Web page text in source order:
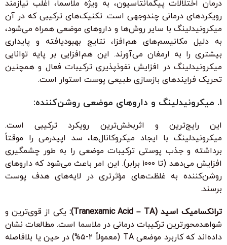
درمان اختلالات پیگمانتاسیون، به ویژه ملاسما، اغلب نیازمند
رویکردهای درمانی چندوجهی است. تکنیک‌های ترکیبی که در آن
میکرونیدلینگ با سایر روش‌ها و داروهای موضعی همراه می‌شود،
به دلیل مکانیسم‌های هم‌افزا، نتایج بهبودیافته و پایداری
بیشتری را به ارمغان می‌آورند. این هم‌افزایی بر پایه توانایی
میکرونیدلینگ در افزایش نفوذپذیری ترکیبات فعال و همچنین
تحریک فرایندهای بازسازی طبیعی پوست استوار است.
1. میکرونیدلینگ و داروهای موضعی روشن‌کننده:
این رایج‌ترین و اثربخش‌ترین رویکرد ترکیبی است.
میکرونیدلینگ با ایجاد میکروکانال‌ها، سد اپیدرمی را موقتاً
برداشته و جذب پوستی ترکیبات موضعی را به طور چشمگیری
افزایش می‌دهد (تا ۱۰۰۰ برابر). این امر باعث می‌شود که داروهای
روشن‌کننده به غلظت‌های مؤثرتری در لایه‌های هدف پوست
برسند.
ترانکسامیک اسید (Tranexamic Acid – TA):
یکی از قوی‌ترین و
شواهد‌محورترین ترکیبات درمانی در ملاسما است. مطالعات نشان
داده‌اند که کاربرد موضعی TA (معمولاً ۲-۵%) در حین یا بلافاصله